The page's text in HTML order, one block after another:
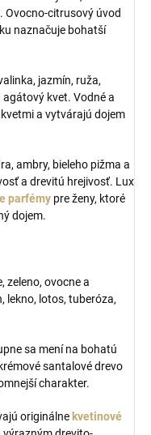
citrusový úvod
naznačuje bohatší
jazmín, ruža,
kvet. Vodné a
a vytvárajú dojem
ambry, bieleho pižma a
a drevitú hrejivosť. Lux
parfémy pre ženy, ktoré
dojem.
zeleno, ovocne a
lekno, lotos, tuberóza,
sa mení na bohatú
santalové drevo
charakter.
originálne kvetinové